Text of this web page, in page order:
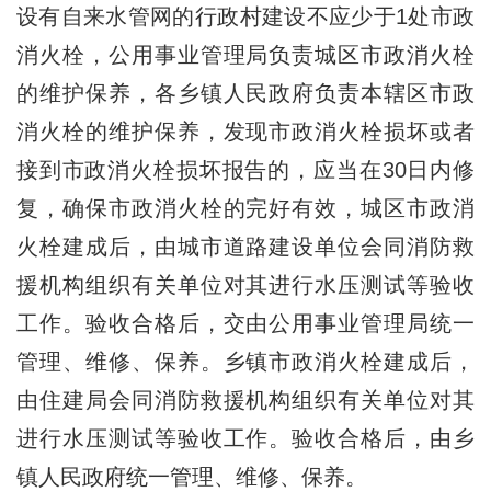
设有自来水管网的行政村建设不应少于1处市政
消火栓，公用事业管理局负责城区市政消火栓
的维护保养，各乡镇人民政府负责本辖区市政
消火栓的维护保养，发现市政消火栓损坏或者
接到市政消火栓损坏报告的，应当在30日内修
复，确保市政消火栓的完好有效，城区市政消
火栓建成后，由城市道路建设单位会同消防救
援机构组织有关单位对其进行水压测试等验收
工作。验收合格后，交由公用事业管理局统一
管理、维修、保养。乡镇市政消火栓建成后，
由住建局会同消防救援机构组织有关单位对其
进行水压测试等验收工作。验收合格后，由乡
镇人民政府统一管理、维修、保养。